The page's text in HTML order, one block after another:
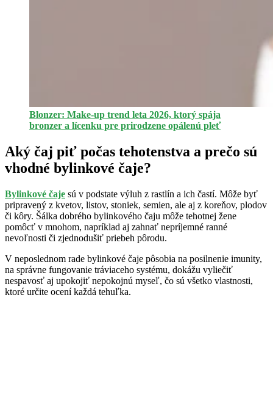
Blonzer: Make-up trend leta 2026, ktorý spája
bronzer a lícenku pre prirodzene opálenú pleť
Aký čaj piť počas tehotenstva a prečo sú
vhodné bylinkové čaje?
Bylinkové čaje sú v podstate výluh z rastlín a ich častí. Môže byť
pripravený z kvetov, listov, stoniek, semien, ale aj z koreňov, plodov
či kôry. Šálka dobrého bylinkového čaju môže tehotnej žene
pomôcť v mnohom, napríklad aj zahnať nepríjemné ranné
nevoľnosti či zjednodušiť priebeh pôrodu.
V neposlednom rade bylinkové čaje pôsobia na posilnenie imunity,
na správne fungovanie tráviaceho systému, dokážu vyliečiť
nespavosť aj upokojiť nepokojnú myseľ, čo sú všetko vlastnosti,
ktoré určite ocení každá tehuľka.